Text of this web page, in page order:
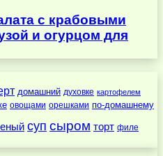
с крабовыми
и огурцом для
домашний духовке картофелем
овощами орешками по-домашнему
суп сыром торт филе